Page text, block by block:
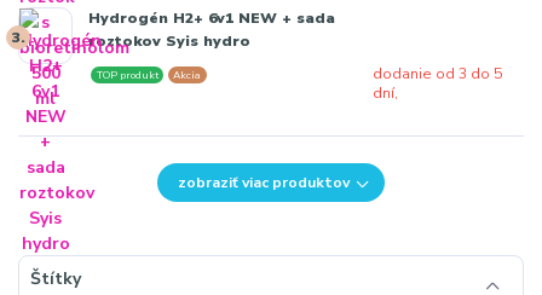
3.
Hydrogén H2+ 6v1 NEW + sada
roztokov Syis hydro
dodanie od 3 do 5
dní,
TOP produkt Akcia
zobraziť viac produktov
Štítky